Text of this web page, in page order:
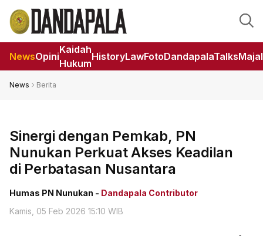
NewsOpini
Kaidah
Hukum
HistoryLawFotoDandapalaTalks
News Berita
Sinergi dengan Pemkab, PN
Nunukan Perkuat Akses Keadilan
di Perbatasan Nusantara
Humas PN Nunukan - Dandapala Contributor
Kamis, 05 Feb 2026 15:10 WIB